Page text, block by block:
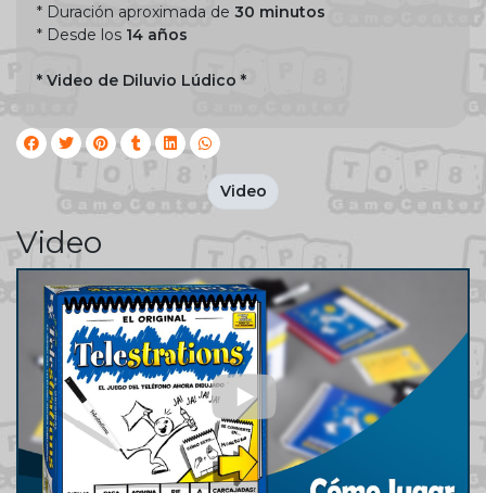
* Duración aproximada de 30 minutos
* Desde los 14 años
* Video de Diluvio Lúdico *
Video
Video